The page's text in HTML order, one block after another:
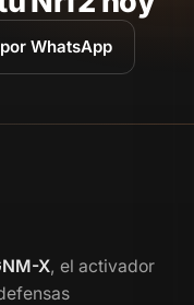
WhatsApp
X, el activador